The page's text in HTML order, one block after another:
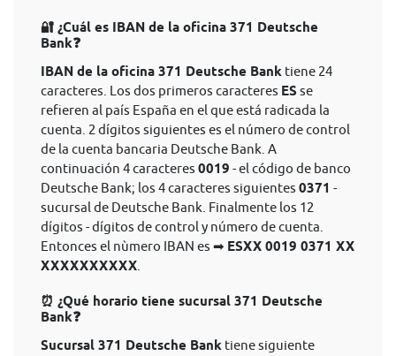
🔐 ¿Cuál es IBAN de la oficina 371 Deutsche
Bank❓
IBAN de la oficina 371 Deutsche Bank tiene 24
caracteres. Los dos primeros caracteres ES se
refieren al país España en el que está radicada la
cuenta. 2 dígitos siguientes es el número de control
de la cuenta bancaria Deutsche Bank. A
continuación 4 caracteres 0019 - el código de banco
Deutsche Bank; los 4 caracteres siguientes 0371 -
sucursal de Deutsche Bank. Finalmente los 12
dígitos - dígitos de control y número de cuenta.
Entonces el nùmero IBAN es ➡ ESXX 0019 0371 XX
XXXXXXXXXX
⏰ ¿Qué horario tiene sucursal 371 Deutsche
Bank❓
Sucursal 371 Deutsche Bank tiene siguiente